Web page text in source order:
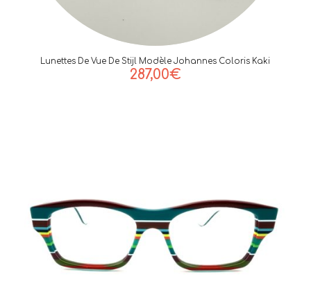
Lunettes De Vue De Stijl Modèle Johannes Coloris Kaki
287,00€